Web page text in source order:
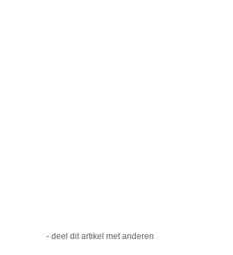
- deel dit artikel met anderen